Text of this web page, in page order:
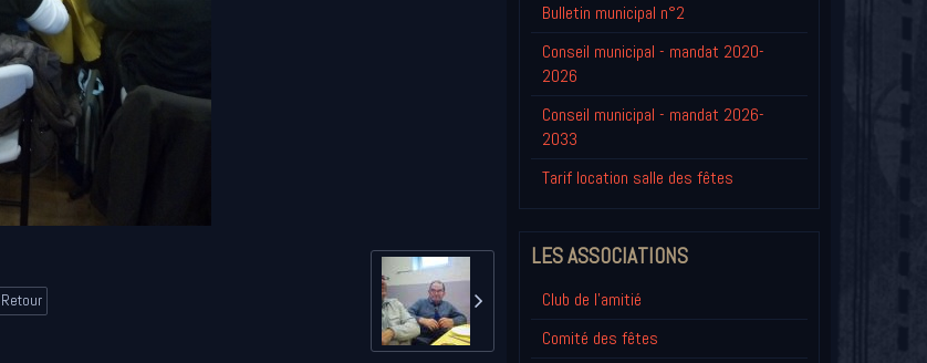
Retour
Bulletin municipal n°2
Conseil municipal - mandat 2020-
2026
Conseil municipal - mandat 2026-
2033
Tarif location salle des fêtes
LES ASSOCIATIONS
Club de l'amitié
Comité des fêtes